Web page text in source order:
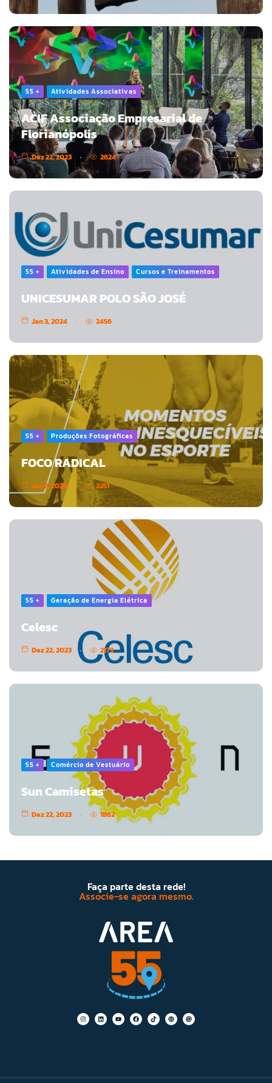
55 + Atividades Associativas
ACIF Associação Empresarial de
Florianópolis
Dez 22, 2023 2624
55 + Atividades de Ensino Cursos e Treinamentos
UNICESUMAR POLO SÃO JOSÉ
Jan 3, 2024 2456
55 + Produções Fotográficas
FOCO RADICAL
Jan 3, 2024 2251
55 + Geração de Energia Elétrica
Celesc
Dez 22, 2023 2173
55 + Comércio de Vestuário
Sun Camisetas
Dez 22, 2023 1862
Faça parte desta rede!
Associe-se agora mesmo.